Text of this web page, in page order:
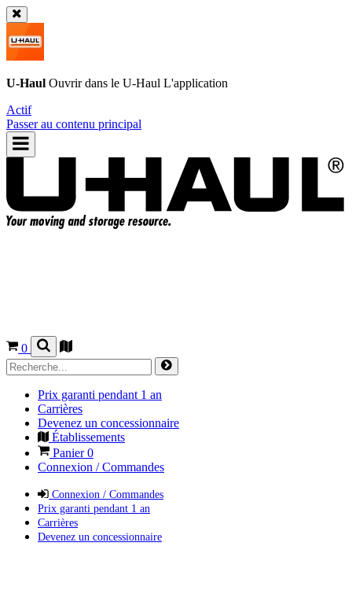
U-Haul Ouvrir dans le U-Haul L'application
Actif
Passer au contenu principal
0
Prix garanti pendant 1 an
Carrières
Devenez un concessionnaire
Établissements
Panier0
Connexion / Commandes
Connexion / Commandes
Prix garanti pendant 1 an
Carrières
Devenez un concessionnaire